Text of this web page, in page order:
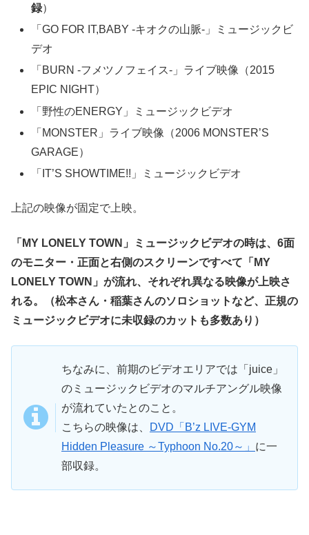
録）
「GO FOR IT,BABY -キオクの山脈-」ミュージックビ
デオ
「BURN -フメツノフェイス-」ライブ映像（2015
EPIC NIGHT）
「野性のENERGY」ミュージックビデオ
「MONSTER」ライブ映像（2006 MONSTER’S
GARAGE）
「IT’S SHOWTIME!!」ミュージックビデオ
上記の映像が固定で上映。
「MY LONELY TOWN」ミュージックビデオの時は、6面
のモニター・正面と右側のスクリーンですべて「MY
LONELY TOWN」が流れ、それぞれ異なる映像が上映さ
れる。（松本さん・稲葉さんのソロショットなど、正規の
ミュージックビデオに未収録のカットも多数あり）
ちなみに、前期のビデオエリアでは「juice」
のミュージックビデオのマルチアングル映像
が流れていたとのこと。
こちらの映像は、
DVD「B’z LIVE-GYM
Hidden Pleasure ～Typhoon No.20～」 に一
部収録。